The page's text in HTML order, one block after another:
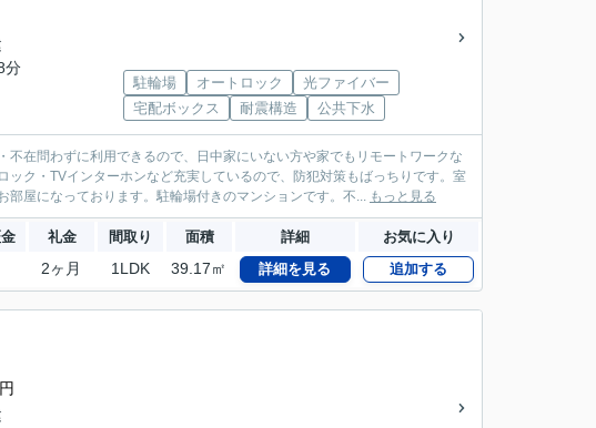
分
駐輪場 オートロック
光ファイバー
宅配ボックス
耐震構造 公共下水
在問わずに利用できるので、日中家にいない方や家でもリモートワークな
ク・TVインターホンなど充実しているので、防犯対策もばっちりです。室
屋になっております。駐輪場付きのマンションです。不... もっと見る
礼金 間取り 面積 詳細 お気に入り
2ヶ月 1LDK 39.17㎡ 詳細を見る 追加する